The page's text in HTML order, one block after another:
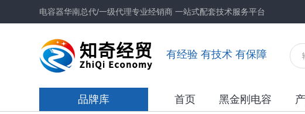
电容器华南总代/一级代理专业经销商 一站式配套技术服务平台
有经验 有技术 有保障
品牌库 首页 黑金刚电容